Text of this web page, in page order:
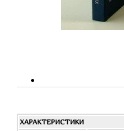
ХАРАКТЕРИСТИКИ